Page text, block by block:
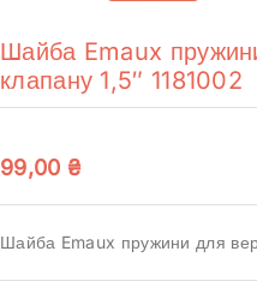
Шайба Emaux
клапану 1,5″ 1181002
99,00 ₴
Шайба Emaux пружини для